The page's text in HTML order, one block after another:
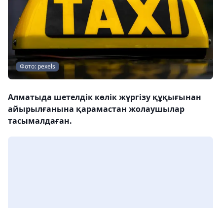
Фото: pexels
Алматыда шетелдік көлік жүргізу құқығынан
айырылғанына қарамастан жолаушылар
тасымалдаған.